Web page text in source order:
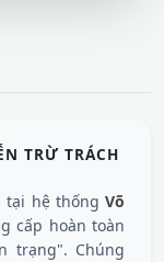
TRỪ TRÁCH
tại hệ thống Võ
cấp hoàn toàn
trạng". Chúng